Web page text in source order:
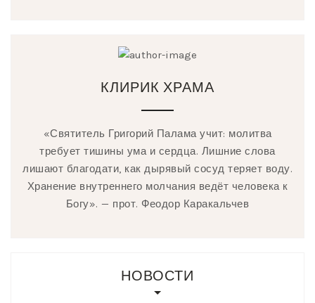
КЛИРИК ХРАМА
«Святитель Григорий Палама учит: молитва
требует тишины ума и сердца. Лишние слова
лишают благодати, как дырявый сосуд теряет воду.
Хранение внутреннего молчания ведёт человека к
Богу». — прот. Феодор Каракальчев
НОВОСТИ